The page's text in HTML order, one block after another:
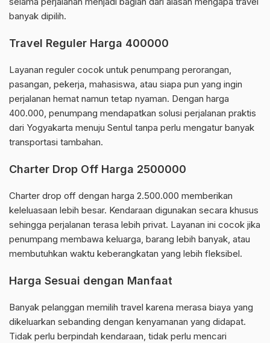
banyak dipilih.
Travel Reguler Harga 400000
Layanan reguler cocok untuk penumpang perorangan,
pasangan, pekerja, mahasiswa, atau siapa pun yang ingin
perjalanan hemat namun tetap nyaman. Dengan harga
400.000, penumpang mendapatkan solusi perjalanan praktis
dari Yogyakarta menuju Sentul tanpa perlu mengatur banyak
transportasi tambahan.
Charter Drop Off Harga 2500000
Charter drop off dengan harga 2.500.000 memberikan
keleluasaan lebih besar. Kendaraan digunakan secara khusus
sehingga perjalanan terasa lebih privat. Layanan ini cocok jika
penumpang membawa keluarga, barang lebih banyak, atau
membutuhkan waktu keberangkatan yang lebih fleksibel.
Harga Sesuai dengan Manfaat
Banyak pelanggan memilih travel karena merasa biaya yang
dikeluarkan sebanding dengan kenyamanan yang didapat.
Tidak perlu berpindah kendaraan, tidak perlu mencari